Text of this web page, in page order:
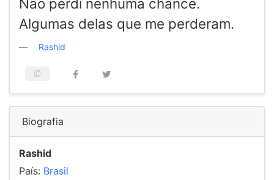
de
Não perdi nenhuma chance.
Algumas delas que me perderam.
Rashid
Biografia
Rashid
País: Brasil